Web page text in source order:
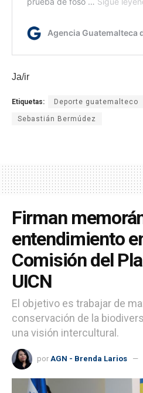
Ja/ir
Etiquetas: Deporte guatemalteco
Sebastián Bermúdez
Firman
entendimiento
Comisión del
UICN
El objetivo es trabajar de
conservación de la
una visión intercultural.
por AGN - Brenda Larios